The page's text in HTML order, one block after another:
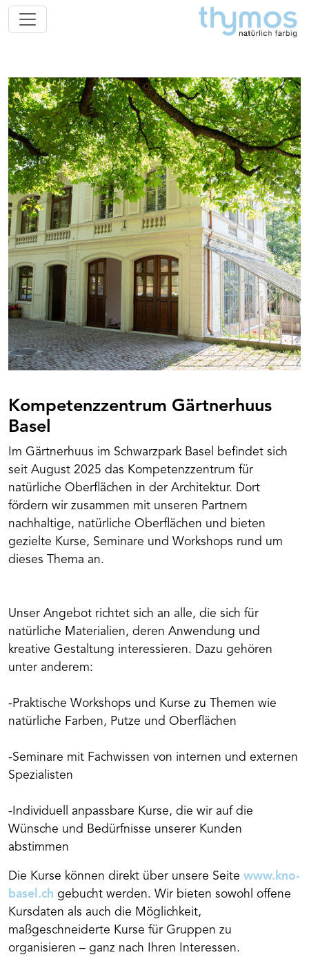
Kompetenzzentrum Gärtnerhuus
Basel
Im Gärtnerhuus im Schwarzpark Basel befindet sich
seit August 2025 das Kompetenzzentrum für
natürliche Oberflächen in der Architektur. Dort
fördern wir zusammen mit unseren Partnern
nachhaltige, natürliche Oberflächen und bieten
gezielte Kurse, Seminare und Workshops rund um
dieses Thema an.
Unser Angebot richtet sich an alle, die sich für
natürliche Materialien, deren Anwendung und
kreative Gestaltung interessieren. Dazu gehören
unter anderem:
-Praktische Workshops und Kurse zu Themen wie
natürliche Farben, Putze und Oberflächen
-Seminare mit Fachwissen von internen und externen
Spezialisten
-Individuell anpassbare Kurse, die wir auf die
Wünsche und Bedürfnisse unserer Kunden
abstimmen
Die Kurse können direkt über unsere Seite www.kno-
basel.ch gebucht werden. Wir bieten sowohl offene
Kursdaten als auch die Möglichkeit,
maßgeschneiderte Kurse für Gruppen zu
organisieren – ganz nach Ihren Interessen.